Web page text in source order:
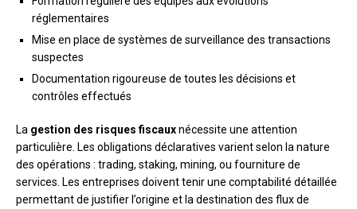
réglementaires
Mise en place de systèmes de surveillance des transactions
suspectes
Documentation rigoureuse de toutes les décisions et
contrôles effectués
La gestion des risques fiscauxnécessite une attention
particulière. Les obligations déclaratives varient selon la nature
des opérations : trading, staking, mining, ou fourniture de
services. Les entreprises doivent tenir une comptabilité détaillée
permettant de justifier l’origine et la destination des flux de